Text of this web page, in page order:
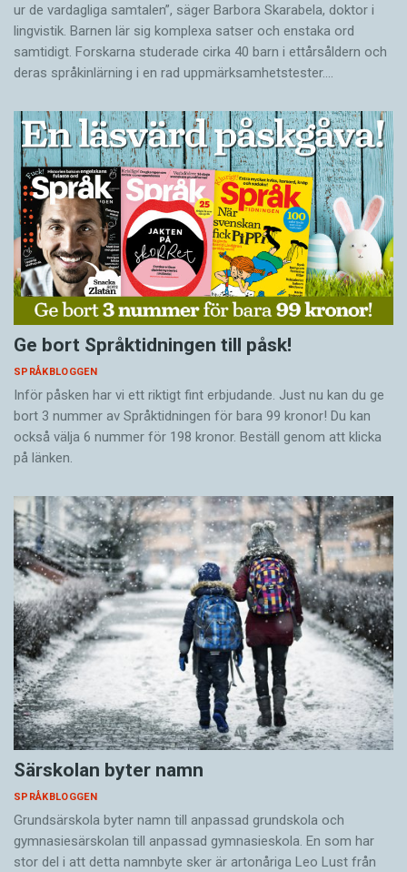
ur de vardagliga samtalen”, säger Barbora Skarabela, doktor i
lingvistik. Barnen lär sig komplexa satser och enstaka ord
samtidigt. Forskarna studerade cirka 40 barn i ettårsåldern och
deras språkinlärning i en rad uppmärksamhetstester.…
Ge bort Språktidningen till påsk!
SPRÅKBLOGGEN
Inför påsken har vi ett riktigt fint erbjudande. Just nu kan du ge
bort 3 nummer av Språktidningen för bara 99 kronor! Du kan
också välja 6 nummer för 198 kronor. Beställ genom att klicka
på länken.
Särskolan byter namn
SPRÅKBLOGGEN
Grundsärskola byter namn till anpassad grundskola och
gymnasiesärskolan till anpassad gymnasieskola. En som har
stor del i att detta namnbyte sker är artonåriga Leo Lust från